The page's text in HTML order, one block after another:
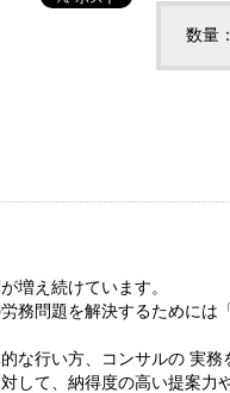
数量：
増え続けています。
問題を解決するためには
な行い方、コンサルの 実務
て、納得度の高い提案力
和６年度 介護事業所の処遇改善加
栗原知女）